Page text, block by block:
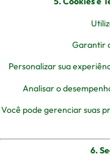
Garantir
Personalizar sua
Analisar o
Você pode gerenciar suas
6.